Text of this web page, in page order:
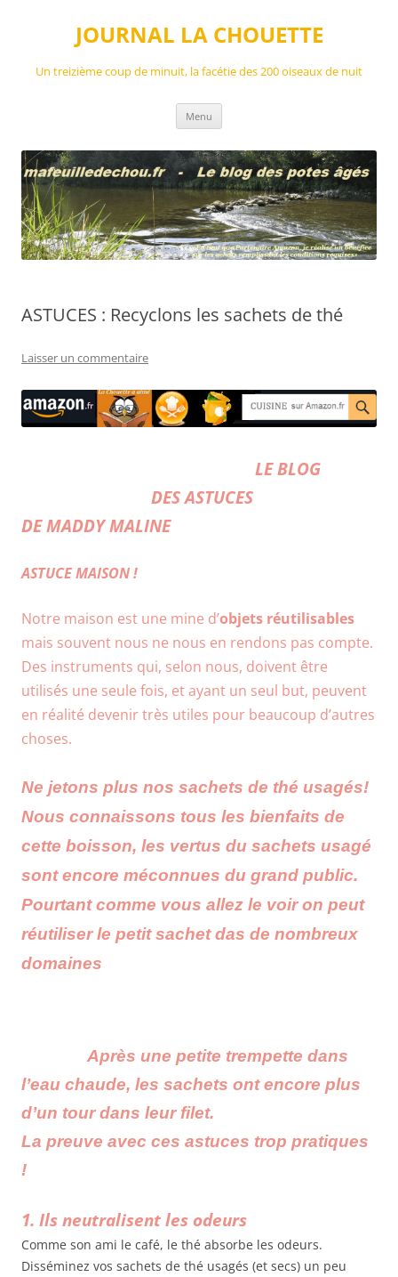
JOURNAL LA CHOUETTE
Un treizième coup de minuit, la facétie des 200 oiseaux de nuit
Menu
ASTUCES : Recyclons les sachets de thé
Laisser un commentaire
LE BLOG
DES ASTUCES
DE MADDY MALINE
ASTUCE MAISON !
Notre maison est une mine d’objets réutilisables
mais souvent nous ne nous en rendons pas compte.
Des instruments qui, selon nous, doivent être
utilisés une seule fois, et ayant un seul but, peuvent
en réalité devenir très utiles pour beaucoup d’autres
choses.
Ne jetons plus nos sachets de thé usagés!
Nous connaissons tous les bienfaits de
cette boisson, les vertus du sachets usagé
sont encore méconnues du grand public.
Pourtant comme vous allez le voir on peut
réutiliser le petit sachet das de nombreux
domaines
Après une petite trempette dans
l’eau chaude, les sachets ont encore plus
d’un tour dans leur filet.
La preuve avec ces astuces trop pratiques
!
1. Ils neutralisent les odeurs
Comme son ami le café, le thé absorbe les odeurs.
Disséminez vos sachets de thé usagés (et secs) un peu